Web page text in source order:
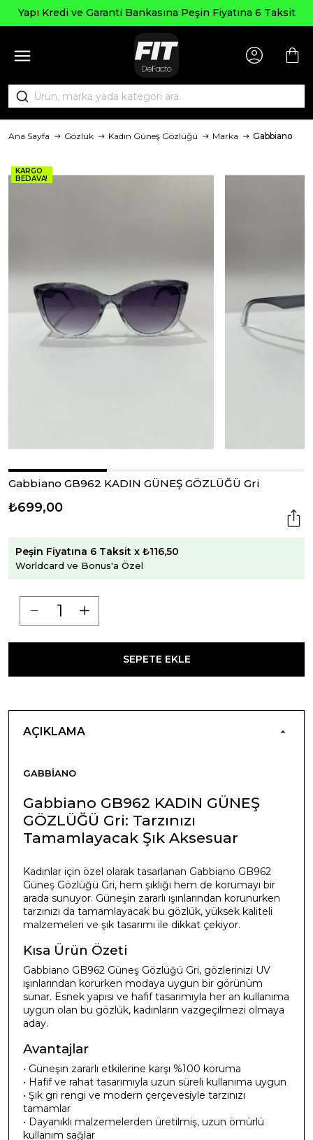
Bankasına Peşin Fiyatına 6 Taksit
Ana Sayfa Gözlük Kadın Güneş Gözlüğü Marka Gabbiano
KARGO
BEDAVA!
Gabbiano GB962 KADIN GÜNEŞ GÖZLÜĞÜ Gri
₺699,00
Peşin Fiyatına 6 Taksit x ₺116,50
Worldcard ve Bonus'a Özel
SEPETE EKLE
AÇIKLAMA
GABBIANO
Gabbiano GB962 KADIN GÜNEŞ
GÖZLÜĞÜ Gri: Tarzınızı
Tamamlayacak Şık Aksesuar
Kadınlar için özel olarak tasarlanan Gabbiano GB962
Güneş Gözlüğü Gri, hem şıklığı hem de korumayı bir
arada sunuyor. Güneşin zararlı ışınlarından korunurken
tarzınızı da tamamlayacak bu gözlük, yüksek kaliteli
malzemeleri ve şık tasarımı ile dikkat çekiyor.
Kısa Ürün Özeti
Gabbiano GB962 Güneş Gözlüğü Gri, gözlerinizi UV
ışınlarından korurken modaya uygun bir görünüm
sunar. Esnek yapısı ve hafif tasarımıyla her an kullanıma
uygun olan bu gözlük, kadınların vazgeçilmezi olmaya
aday.
Avantajlar
• Güneşin zararlı etkilerine karşı %100 koruma
• Hafif ve rahat tasarımıyla uzun süreli kullanıma uygun
• Şık gri rengi ve modern çerçevesiyle tarzınızı
tamamlar
• Dayanıklı malzemelerden üretilmiş, uzun ömürlü
kullanım sağlar